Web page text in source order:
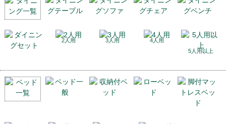
2人用 3人用
4人用
5人用以上